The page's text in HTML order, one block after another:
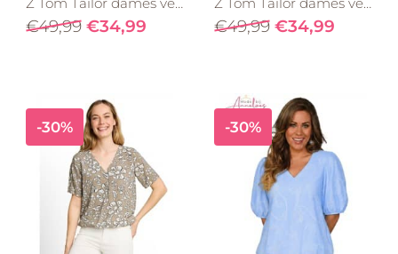
€49,99 €34,99 €49,99 €34,99
-30% -30%